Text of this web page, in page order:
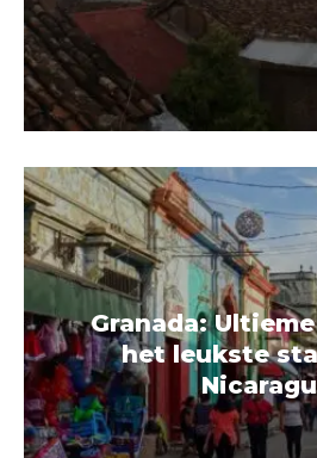
Granada:
het leukste